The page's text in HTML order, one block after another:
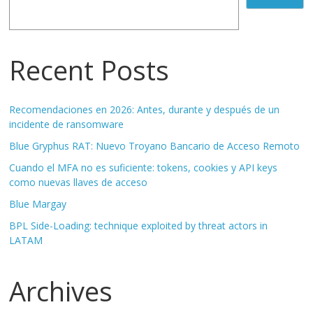
Recent Posts
Recomendaciones en 2026: Antes, durante y después de un
incidente de ransomware
Blue Gryphus RAT: Nuevo Troyano Bancario de Acceso Remoto
Cuando el MFA no es suficiente: tokens, cookies y API keys
como nuevas llaves de acceso
Blue Margay
BPL Side-Loading: technique exploited by threat actors in
LATAM
Archives